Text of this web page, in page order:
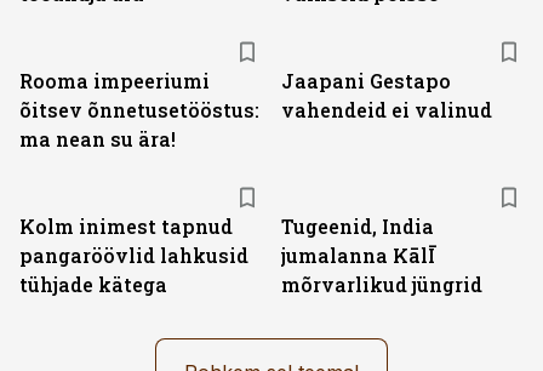
Rooma impeeriumi
õitsev õnnetusetööstus:
ma nean su ära!
Jaapani Gestapo
vahendeid ei valinud
Kolm inimest tapnud
pangaröövlid lahkusid
tühjade kätega
Tugeenid, India
jumalanna KālĪ
mõrvarlikud jüngrid